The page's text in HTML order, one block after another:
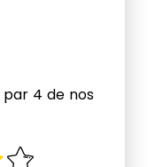
par 4 de nos